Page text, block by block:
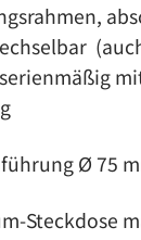
Ø 75
Steckdose